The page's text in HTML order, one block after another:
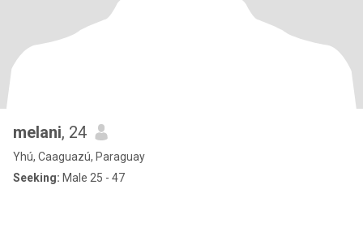
melani, 24
Yhú, Caaguazú, Paraguay
Seeking: Male 25 - 47